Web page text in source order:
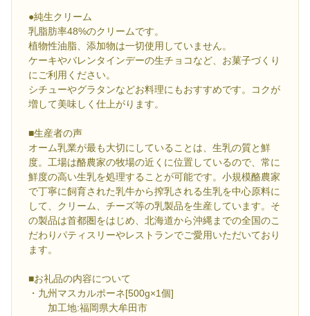
●純生クリーム
乳脂肪率48%のクリームです。
植物性油脂、添加物は一切使用していません。
ケーキやバレンタインデーの生チョコなど、お菓子づくり
にご利用ください。
シチューやグラタンなどお料理にもおすすめです。コクが
増して美味しく仕上がります。
■生産者の声
オーム乳業が最も大切にしていることは、生乳の質と鮮
度。工場は酪農家の牧場の近くに位置しているので、常に
鮮度の高い生乳を処理することが可能です。小規模酪農家
で丁寧に飼育された乳牛から搾乳される生乳を中心原料に
して、クリーム、チーズ等の乳製品を生産しています。そ
の製品は首都圏をはじめ、北海道から沖縄までの全国のこ
だわりパティスリーやレストランでご愛用いただいており
ます。
■お礼品の内容について
・九州マスカルポーネ[500g×1個]
加工地:福岡県大牟田市